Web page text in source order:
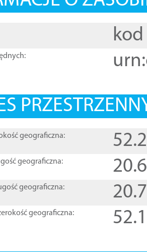
kod
geograficzna:
geograficzna:
geograficzna:
geograficzna: